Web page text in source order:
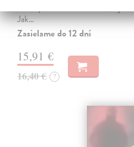
Jak…
Zasielame do 12 dní
15,91 €
16,40 € ?